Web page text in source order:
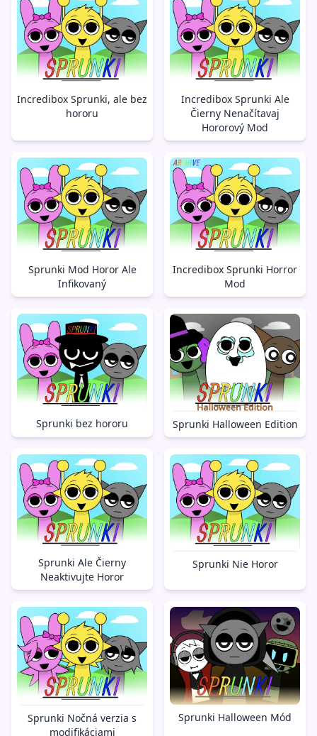
Incredibox Sprunki, ale bez
hororu
Incredibox Sprunki Ale
Čierny Nenačítavaj
Hororový Mod
Sprunki Mod Horor Ale
Infikovaný
Incredibox Sprunki Horror
Mod
Sprunki bez hororu Sprunki Halloween Edition
Sprunki Ale Čierny
Neaktivujte Horor
Sprunki Nie Horor
Sprunki Nočná verzia s
modifikáciami
Sprunki Halloween Mód